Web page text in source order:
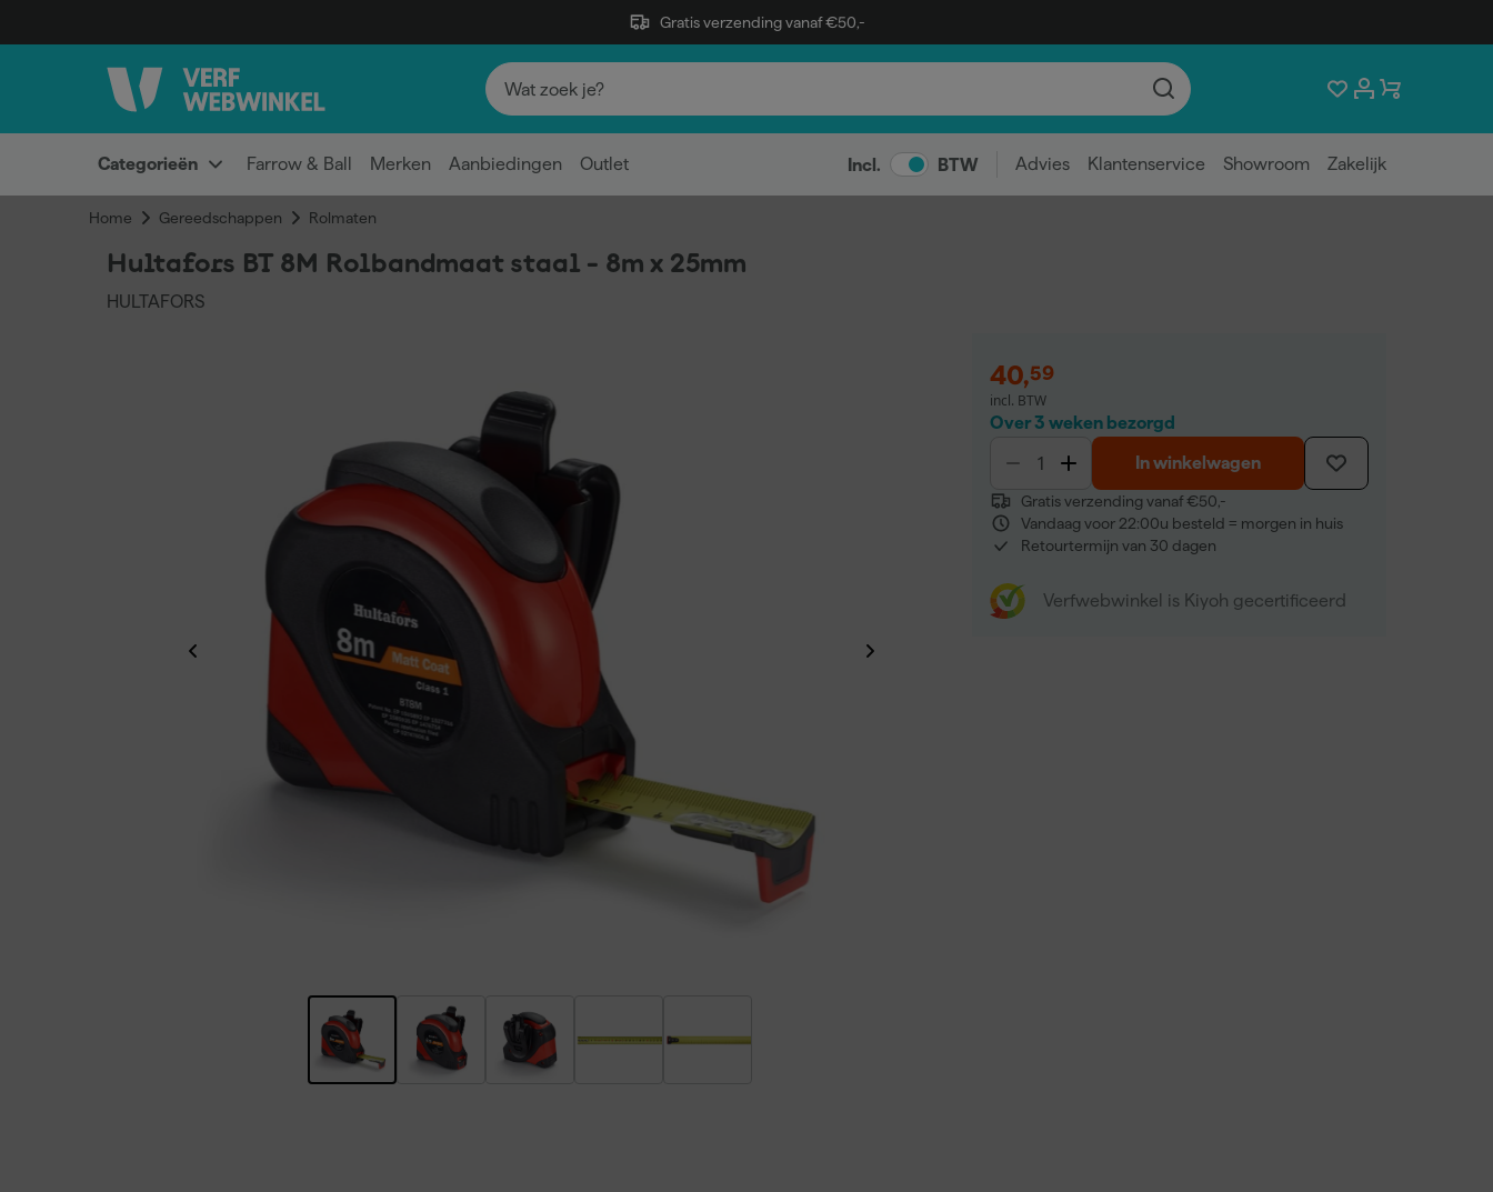
Gratis verzending vanaf €50,-
Categorieën Farrow & Ball Merken Aanbiedingen Outlet Incl. BTW Advies Klantenservice Showroom Zakelijk
Home Gereedschappen Rolmaten
Hultafors BT 8M Rolbandmaat staal - 8m x 25mm
HULTAFORS
40,59
incl. BTW
Over 3 weken bezorgd
In winkelwagen
Gratis verzending vanaf €50,-
Vandaag voor 22:00u besteld = morgen in huis
Retourtermijn van 30 dagen
Verfwebwinkel is Kiyoh gecertificeerd